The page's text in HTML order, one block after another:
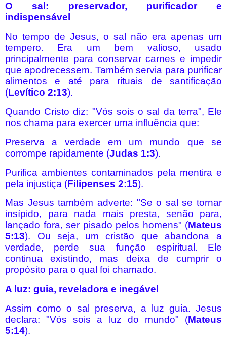
O sal: preservador, purificador e
indispensável
No tempo de Jesus, o sal não era apenas um
tempero. Era um bem valioso, usado
principalmente para conservar carnes e impedir
que apodrecessem. Também servia para purificar
alimentos e até para rituais de santificação
(Levítico 2:13).
Quando Cristo diz: "Vós sois o sal da terra", Ele
nos chama para exercer uma influência que:
Preserva a verdade em um mundo que se
corrompe rapidamente (Judas 1:3).
Purifica ambientes contaminados pela mentira e
pela injustiça (Filipenses 2:15).
Mas Jesus também adverte: "Se o sal se tornar
insípido, para nada mais presta, senão para,
lançado fora, ser pisado pelos homens" (Mateus
5:13). Ou seja, um cristão que abandona a
verdade, perde sua função espiritual. Ele
continua existindo, mas deixa de cumprir o
propósito para o qual foi chamado.
A luz: guia, reveladora e inegável
Assim como o sal preserva, a luz guia. Jesus
declara: "Vós sois a luz do mundo" (Mateus
5:14).